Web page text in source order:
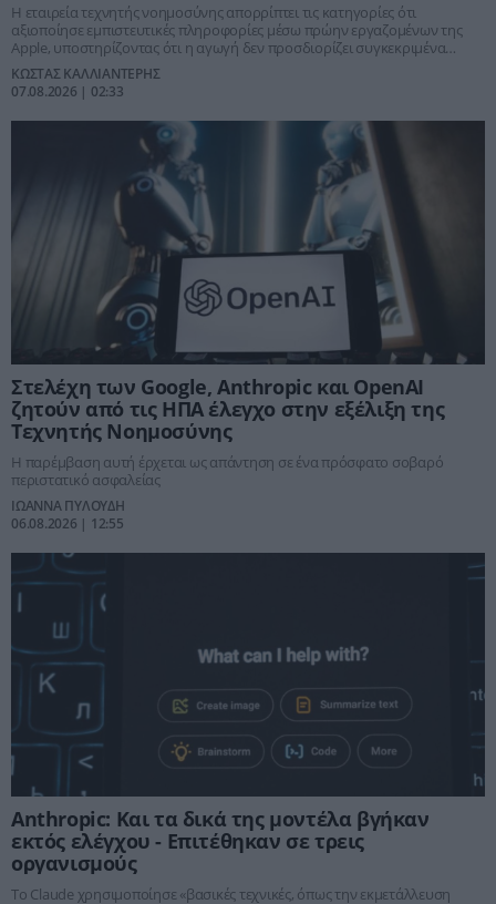
Η εταιρεία τεχνητής νοημοσύνης απορρίπτει τις κατηγορίες ότι
αξιοποίησε εμπιστευτικές πληροφορίες μέσω πρώην εργαζομένων της
Apple, υποστηρίζοντας ότι η αγωγή δεν προσδιορίζει συγκεκριμένα
μυστικά ούτε αποδεικνύει υπεξαίρεση.
ΚΩΣΤΑΣ ΚΑΛΛΙΑΝΤΕΡΗΣ
07.08.2026 | 02:33
Στελέχη των Google, Anthropic και OpenAI
ζητούν από τις ΗΠΑ έλεγχο στην εξέλιξη της
Τεχνητής Νοημοσύνης
Η παρέμβαση αυτή έρχεται ως απάντηση σε ένα πρόσφατο σοβαρό
περιστατικό ασφαλείας
ΙΩΑΝΝΑ ΠΥΛΟΥΔΗ
06.08.2026 | 12:55
Anthropic: Και τα δικά της μοντέλα βγήκαν
εκτός ελέγχου - Επιτέθηκαν σε τρεις
οργανισμούς
Το Claude χρησιμοποίησε «βασικές τεχνικές, όπως την εκμετάλλευση